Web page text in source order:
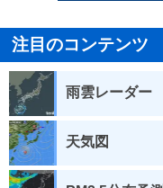
注目のコンテンツ
雨雲レーダー
天気図